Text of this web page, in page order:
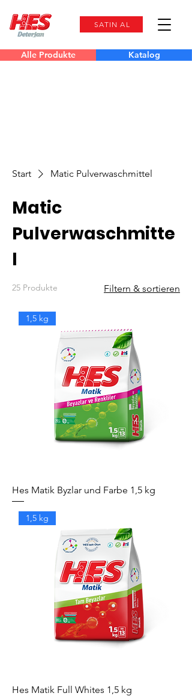
SATIN AL
Alle Produkte Katalog
Start Matic Pulverwaschmittel
Matic
Pulverwaschmitte
l
25 Produkte Filtern & sortieren
1,5 kg
Hes Matik Byzlar und Farbe 1,5 kg
1,5 kg
Hes Matik Full Whites 1,5 kg